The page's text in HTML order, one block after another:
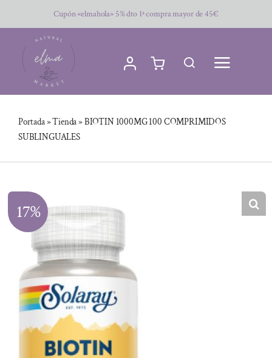
al
contenido
Cupón «elmahola» 5% dto 1ª compra mayor de 45€
Portada»Tienda»BIOTIN 1000MG 100 COMPRIMIDOS
SUBLINGUALES
17%